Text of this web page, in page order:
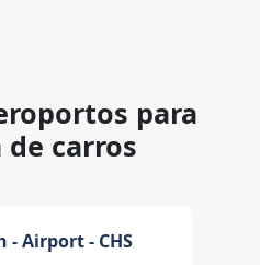
para
carros
- Airport - CHS